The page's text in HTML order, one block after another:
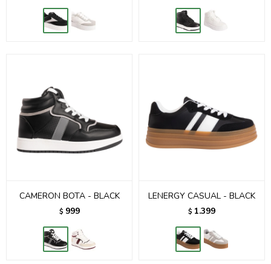
CAMERON BOTA - BLACK
$ 999
LENERGY CASUAL - BLACK
$ 1.399